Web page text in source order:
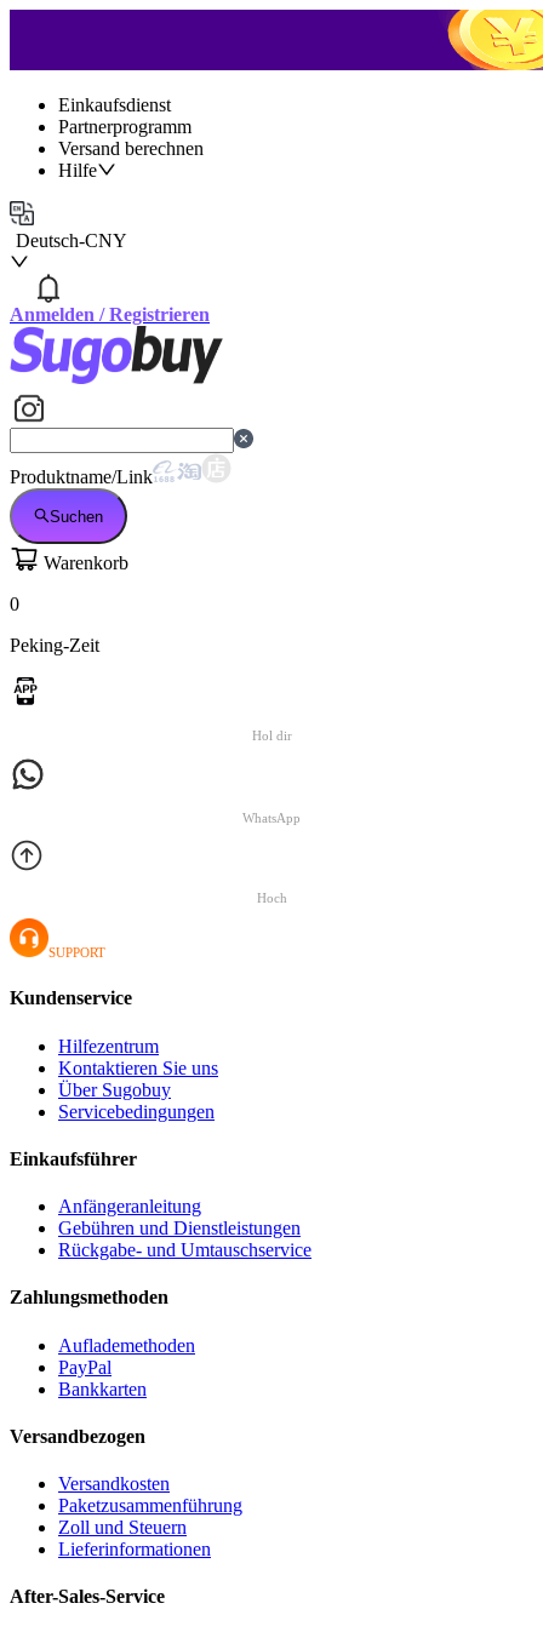
Einkaufsdienst
Partnerprogramm
Versand berechnen
Hilfe
Deutsch-CNY
Anmelden /Registrieren
Produktname/Link
Suchen
Warenkorb
0
Peking-Zeit
Hol dir
WhatsApp
Hoch
SUPPORT
Kundenservice
Hilfezentrum
Kontaktieren Sie uns
Über Sugobuy
Servicebedingungen
Einkaufsführer
Anfängeranleitung
Gebühren und Dienstleistungen
Rückgabe- und Umtauschservice
Zahlungsmethoden
Auflademethoden
PayPal
Bankkarten
Versandbezogen
Versandkosten
Paketzusammenführung
Zoll und Steuern
Lieferinformationen
After-Sales-Service